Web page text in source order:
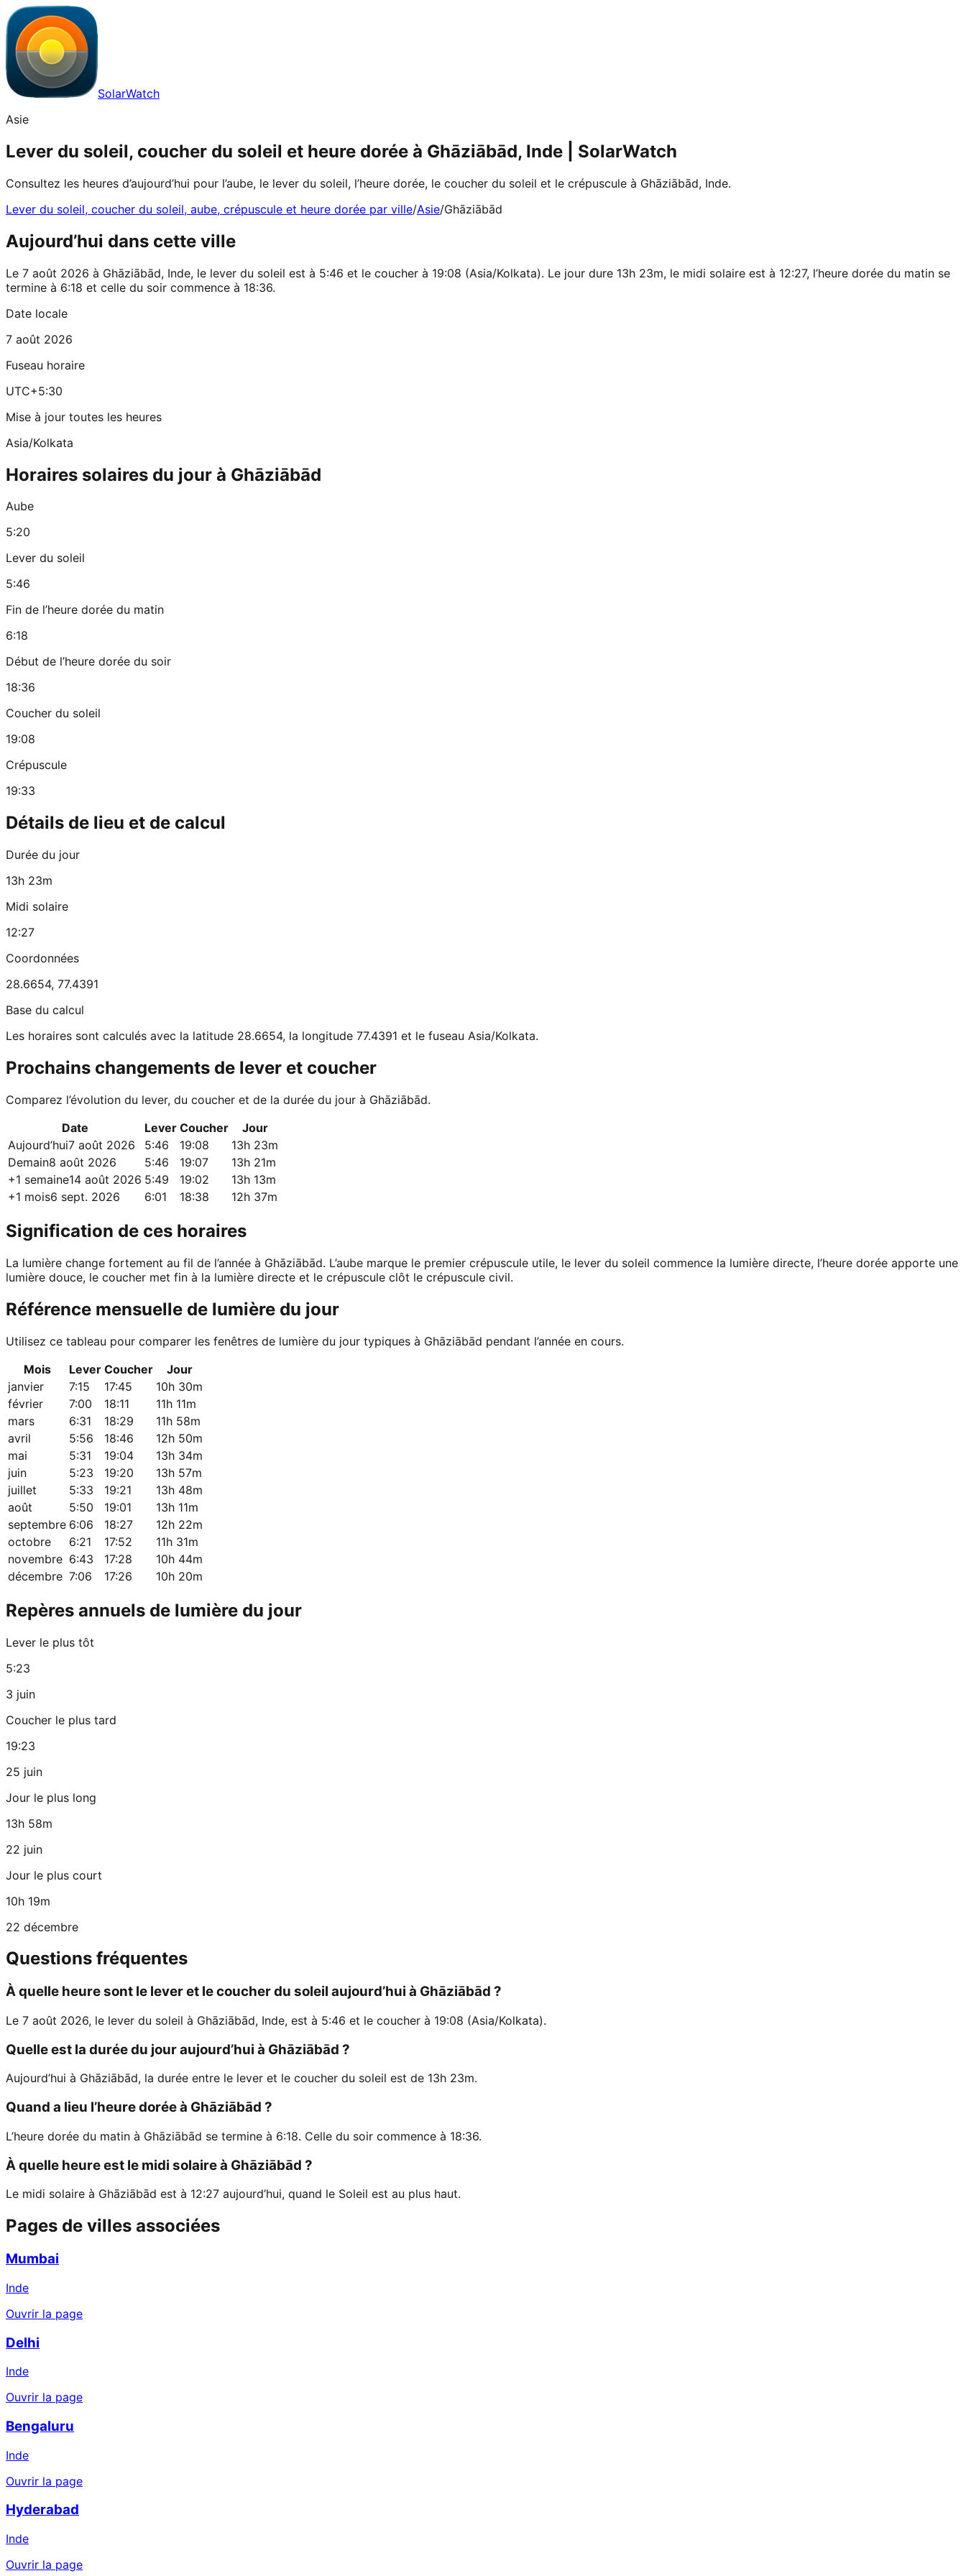
SolarWatch
Asie
Lever du soleil, coucher du soleil et heure dorée à Ghāziābād, Inde | SolarWatch
Consultez les heures d’aujourd’hui pour l’aube, le lever du soleil, l’heure dorée, le coucher du soleil et le crépuscule à Ghāziābād, Inde.
Lever du soleil, coucher du soleil, aube, crépuscule et heure dorée par ville/Asie/Ghāziābād
Aujourd’hui dans cette ville
Le 7 août 2026 à Ghāziābād, Inde, le lever du soleil est à 5:46 et le coucher à 19:08 (Asia/Kolkata). Le jour dure 13h 23m, le midi solaire est à 12:27, l’heure dorée du matin se
termine à 6:18 et celle du soir commence à 18:36.
Date locale
7 août 2026
Fuseau horaire
UTC+5:30
Mise à jour toutes les heures
Asia/Kolkata
Horaires solaires du jour à Ghāziābād
Aube
5:20
Lever du soleil
5:46
Fin de l’heure dorée du matin
6:18
Début de l’heure dorée du soir
18:36
Coucher du soleil
19:08
Crépuscule
19:33
Détails de lieu et de calcul
Durée du jour
13h 23m
Midi solaire
12:27
Coordonnées
28.6654, 77.4391
Base du calcul
Les horaires sont calculés avec la latitude 28.6654, la longitude 77.4391 et le fuseau Asia/Kolkata.
Prochains changements de lever et coucher
Comparez l’évolution du lever, du coucher et de la durée du jour à Ghāziābād.
Date
Lever Coucher
Jour
Aujourd’hui7 août 2026 5:46 19:08
13h 23m
Demain8 août 2026 5:46 19:07
13h 21m
+1 semaine14 août 2026 5:49 19:02
13h 13m
+1 mois6 sept. 2026 6:01 18:38 12h 37m
Signification de ces horaires
La lumière change fortement au fil de l’année à Ghāziābād. L’aube marque le premier crépuscule utile, le lever du soleil commence la lumière directe, l’heure dorée apporte une
lumière douce, le coucher met fin à la lumière directe et le crépuscule clôt le crépuscule civil.
Référence mensuelle de lumière du jour
Utilisez ce tableau pour comparer les fenêtres de lumière du jour typiques à Ghāziābād pendant l’année en cours.
Mois
Lever Coucher
Jour
janvier
7:15 17:45
10h 30m
février
7:00 18:11
11h 11m
mars
6:31 18:29
11h 58m
avril
5:56 18:46
12h 50m
mai
5:31 19:04
13h 34m
juin
5:23 19:20
13h 57m
juillet
5:33 19:21
13h 48m
août
5:50 19:01
13h 11m
septembre 6:06 18:27
12h 22m
octobre
6:21 17:52
11h 31m
novembre 6:43 17:28
10h 44m
décembre 7:06 17:26 10h 20m
Repères annuels de lumière du jour
Lever le plus tôt
5:23
3 juin
Coucher le plus tard
19:23
25 juin
Jour le plus long
13h 58m
22 juin
Jour le plus court
10h 19m
22 décembre
Questions fréquentes
À quelle heure sont le lever et le coucher du soleil aujourd’hui à Ghāziābād ?
Le 7 août 2026, le lever du soleil à Ghāziābād, Inde, est à 5:46 et le coucher à 19:08 (Asia/Kolkata).
Quelle est la durée du jour aujourd’hui à Ghāziābād ?
Aujourd’hui à Ghāziābād, la durée entre le lever et le coucher du soleil est de 13h 23m.
Quand a lieu l’heure dorée à Ghāziābād ?
L’heure dorée du matin à Ghāziābād se termine à 6:18. Celle du soir commence à 18:36.
À quelle heure est le midi solaire à Ghāziābād ?
Le midi solaire à Ghāziābād est à 12:27 aujourd’hui, quand le Soleil est au plus haut.
Pages de villes associées
Mumbai
Inde
Ouvrir la page
Delhi
Inde
Ouvrir la page
Bengaluru
Inde
Ouvrir la page
Hyderabad
Inde
Ouvrir la page